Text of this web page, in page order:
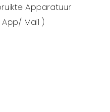
Apparatuur
Mail )